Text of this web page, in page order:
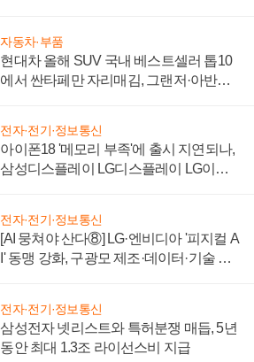
자동차·부품
현대차 올해 SUV 국내 베스트셀러 톱10
에서 싼타페만 자리매김, 그랜저·아반떼
전자·전기·정보통신
아이폰18 '메모리 부족'에 출시 지연되나,
삼성디스플레이 LG디스플레이 LG이노
전자·전기·정보통신
[AI 뭉쳐야 산다⑧] LG·엔비디아 '피지컬 A
I' 동맹 강화, 구광모 제조·데이터·기술 결
전자·전기·정보통신
삼성전자 넷리스트와 특허분쟁 매듭, 5년
동안 최대 1.3조 라이선스비 지급